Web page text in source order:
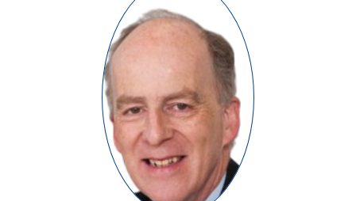
Christopher
Appleton
Non-Executive Director